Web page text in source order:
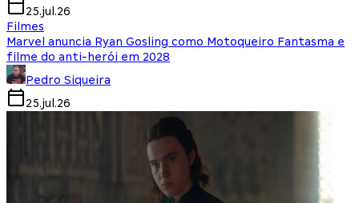
25.jul.26
Filmes
Marvel anuncia Ryan Gosling como Motoqueiro Fantasma e
filme do anti-herói em 2028
Pedro Siqueira
25.jul.26